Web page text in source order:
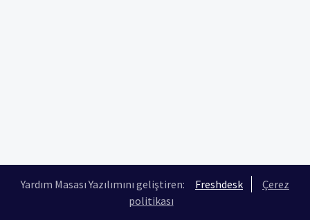
Yardım Masası Yazılımını geliştiren: Freshdesk
Çerez
politikası